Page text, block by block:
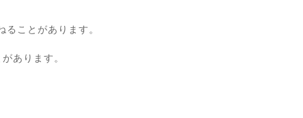
ことがあります。
あります。